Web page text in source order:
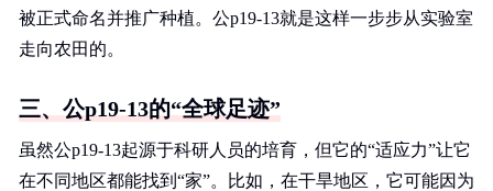
被正式命名并推广种植。公p19-13就是这样一步步从实验室
走向农田的。
三、公p19-13的“全球足迹”
虽然公p19-13起源于科研人员的培育，但它的“适应力”让它
在不同地区都能找到“家”。比如，在干旱地区，它可能因为